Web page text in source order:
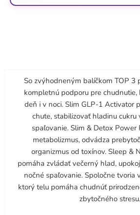
So zvýhodneným balíčkom TOP 3
kompletnú podporu pre chudnutie,
deň i v noci. Slim GLP-1 Activator
chute, stabilizovať hladinu cukru
spaľovanie. Slim & Detox Power
metabolizmus, odvádza
organizmus od toxínov. Sleep &
pomáha zvládať večerný hlad,
nočné spaľovanie. Spoločne tvoria
ktorý telu pomáha chudnúť
zbytočného stresu.